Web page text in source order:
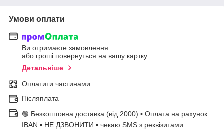
Умови оплати
Ви отримаєте замовлення
або гроші повернуться на вашу картку
Детальніше
Оплатити частинами
Післяплата
🟢 Безкоштовна доставка (від 2000) ▪ Оплата на рахунок
IBAN ▪ НЕ ДЗВОНИТИ ▪ чекаю SMS з реквізитами